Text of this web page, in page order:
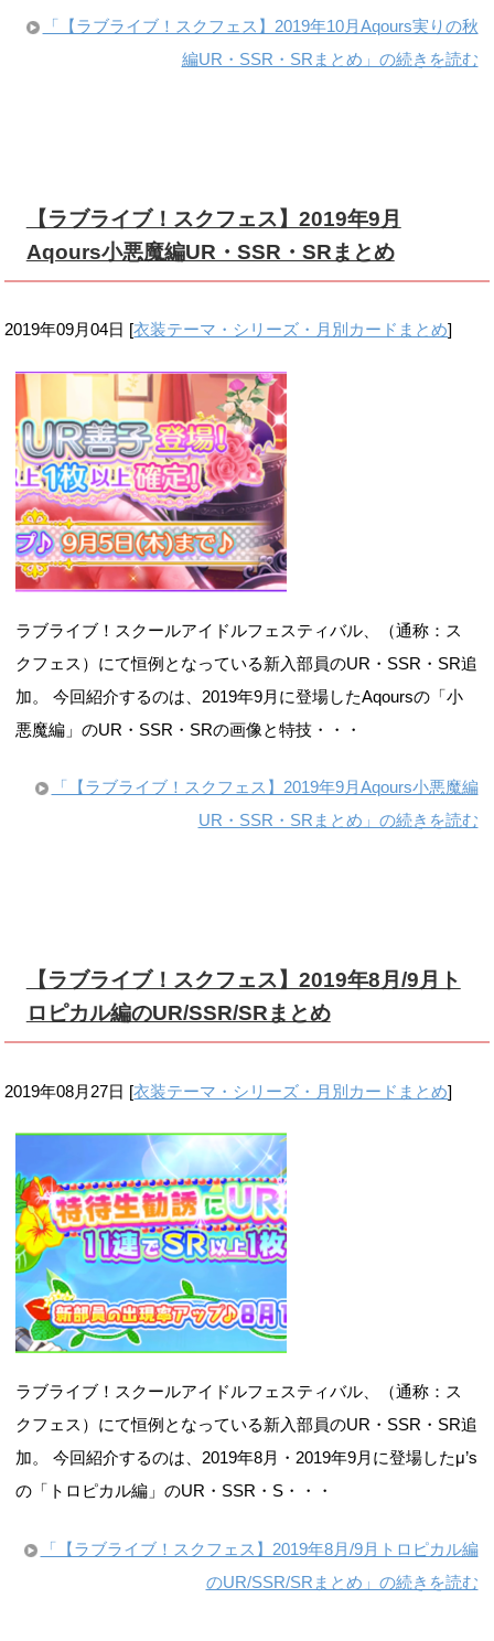
「【ラブライブ！スクフェス】2019年10月Aqours実りの秋
編UR・SSR・SRまとめ」の続きを読む
【ラブライブ！スクフェス】2019年9月
Aqours小悪魔編UR・SSR・SRまとめ
2019年09月04日 [衣装テーマ・シリーズ・月別カードまとめ]
ラブライブ！スクールアイドルフェスティバル、（通称：ス
クフェス）にて恒例となっている新入部員のUR・SSR・SR追
加。 今回紹介するのは、2019年9月に登場したAqoursの「小
悪魔編」のUR・SSR・SRの画像と特技・・・
「【ラブライブ！スクフェス】2019年9月Aqours小悪魔編
UR・SSR・SRまとめ」の続きを読む
【ラブライブ！スクフェス】2019年8月/9月ト
ロピカル編のUR/SSR/SRまとめ
2019年08月27日 [衣装テーマ・シリーズ・月別カードまとめ]
ラブライブ！スクールアイドルフェスティバル、（通称：ス
クフェス）にて恒例となっている新入部員のUR・SSR・SR追
加。 今回紹介するのは、2019年8月・2019年9月に登場したμ’s
の「トロピカル編」のUR・SSR・S・・・
「【ラブライブ！スクフェス】2019年8月/9月トロピカル編
のUR/SSR/SRまとめ」の続きを読む